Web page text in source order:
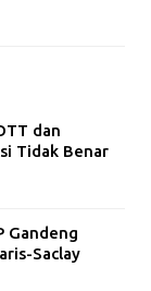
dan
Tidak Benar
Gandeng
Saclay